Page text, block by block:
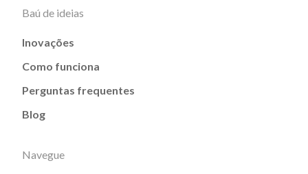
Baú de ideias
Inovações
Como funciona
Perguntas frequentes
Blog
Navegue